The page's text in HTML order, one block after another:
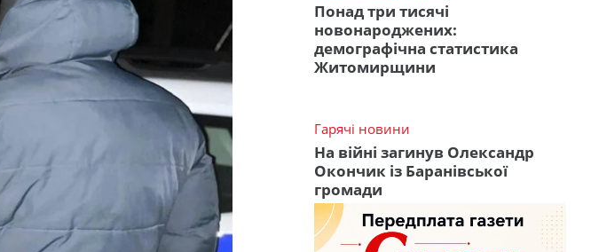
Понад три тисячі
новонароджених:
демографічна статистика
Житомирщини
Гарячі новини
На війні загинув Олександр
Окончик із Баранівської
громади